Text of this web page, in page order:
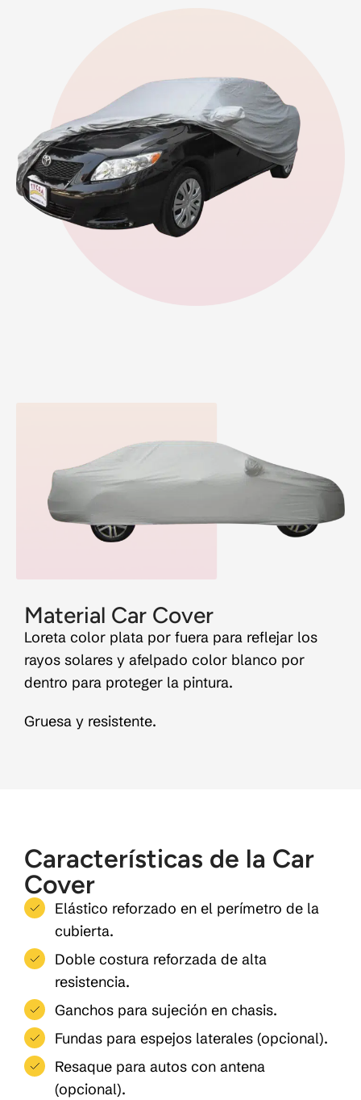
Material Car Cover
Loreta color plata por fuera para reflejar los
rayos solares y afelpado color blanco por
dentro para proteger la pintura.
Gruesa y resistente.
Características de la Car
Cover
Elástico reforzado en el perímetro de la
cubierta.
Doble costura reforzada de alta
resistencia.
Ganchos para sujeción en chasis.
Fundas para espejos laterales (opcional).
Resaque para autos con antena
(opcional).